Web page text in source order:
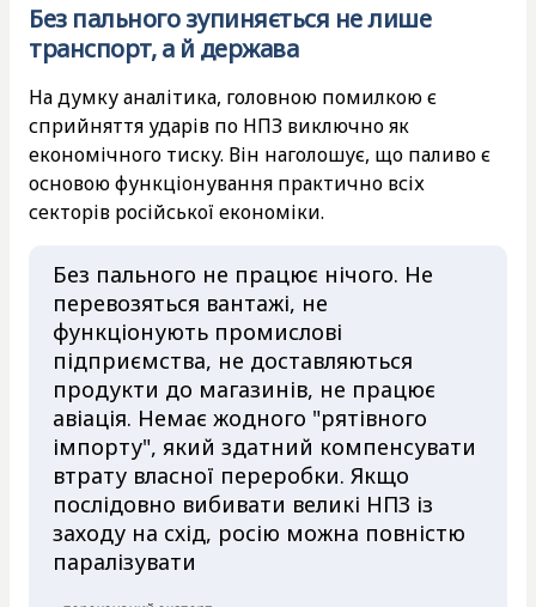
Без пального зупиняється не лише
транспорт, а й держава
На думку аналітика, головною помилкою є
сприйняття ударів по НПЗ виключно як
економічного тиску. Він наголошує, що паливо є
основою функціонування практично всіх
секторів російської економіки.
Без пального не працює нічого. Не
перевозяться вантажі, не
функціонують промислові
підприємства, не доставляються
продукти до магазинів, не працює
авіація. Немає жодного "рятівного
імпорту", який здатний компенсувати
втрату власної переробки. Якщо
послідовно вибивати великі НПЗ із
заходу на схід, росію можна повністю
паралізувати